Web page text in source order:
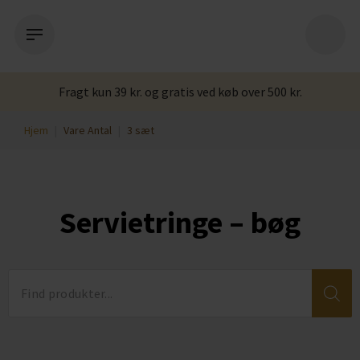
Fragt kun 39 kr. og gratis ved køb over 500 kr.
Hjem Vare Antal 3 sæt
Servietringe – bøg